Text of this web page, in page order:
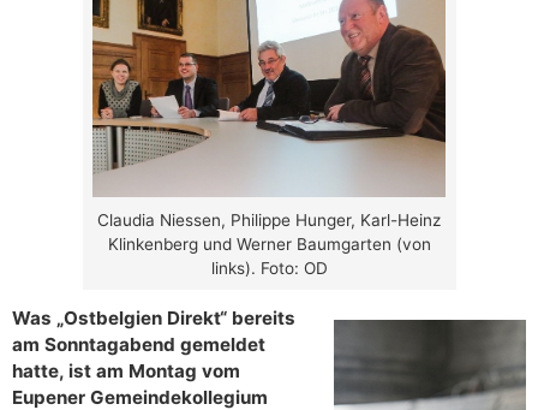
Claudia Niessen, Philippe Hunger, Karl-Heinz
Klinkenberg und Werner Baumgarten (von
links). Foto: OD
Was „Ostbelgien Direkt“ bereits
am Sonntagabend gemeldet
hatte, ist am Montag vom
Eupener Gemeindekollegium